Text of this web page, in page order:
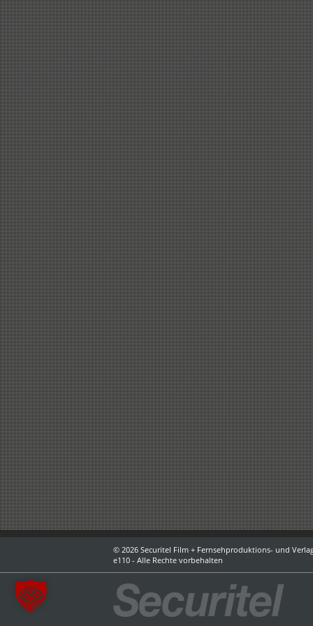
© 2026 Securitel Film + Fernsehproduktions- und
e110 - Alle Rechte vorbehalten